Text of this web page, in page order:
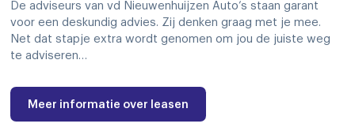
De adviseurs van vd Nieuwenhuijzen Auto’s staan garant
voor een deskundig advies. Zij denken graag met je mee.
Net dat stapje extra wordt genomen om jou de juiste weg
te adviseren…
Meer informatie over leasen